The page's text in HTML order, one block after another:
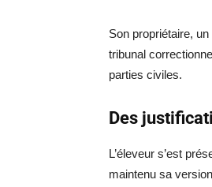
Son propriétaire,
tribunal
parties civiles.
Des
L’éleveur s’est
maintenu sa